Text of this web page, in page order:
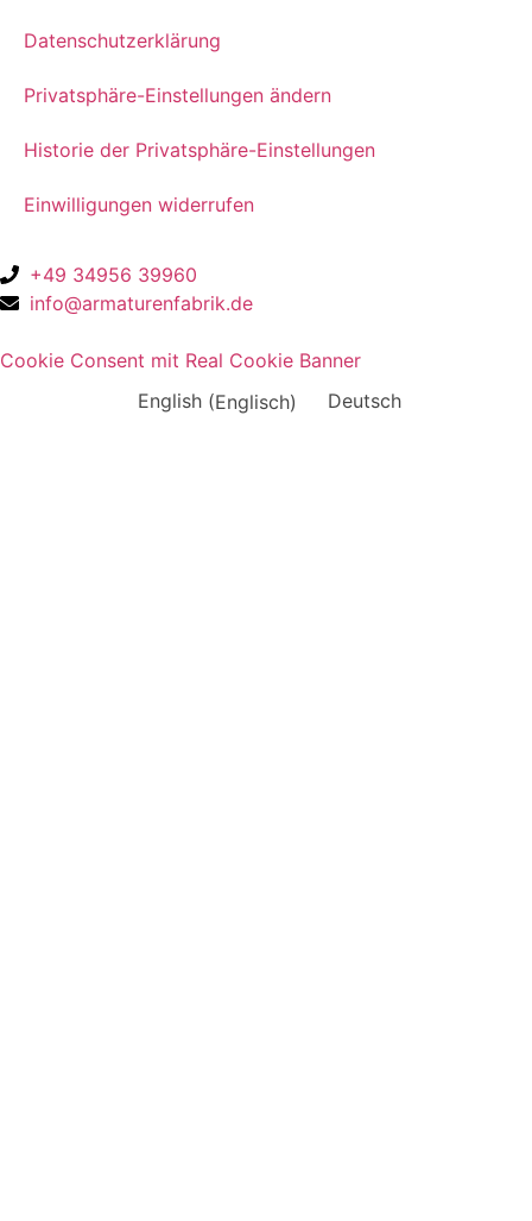
Datenschutzerklärung
Privatsphäre-Einstellungen ändern
Historie der Privatsphäre-Einstellungen
Einwilligungen widerrufen
+49 34956 39960
info@armaturenfabrik.de
Cookie Consent mit Real Cookie Banner
English (Englisch) Deutsch